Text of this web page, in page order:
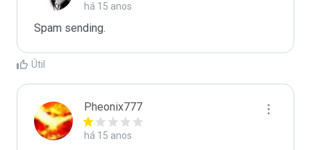
há 15 anos
Spam sending.
Útil
Pheonix777
há 15 anos